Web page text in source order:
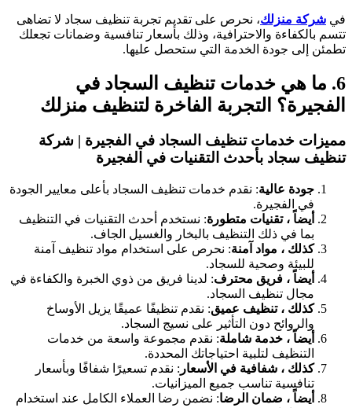
في شركة منزلك، نحرص على تقديم تجربة تنظيف سجاد لا تضاهى
تتسم بالكفاءة والاحترافية، وذلك بأسعار تنافسية وضمانات تجعلك
تطمئن إلى جودة الخدمة التي ستحصل عليها.
6. ما هي خدمات تنظيف السجاد في
الفجيرة؟ التجربة الفاخرة لتنظيف منزلك
مميزات خدمات تنظيف السجاد في الفجيرة | شركة
تنظيف سجاد بأحدث التقنيات في الفجيرة
جودة عالية: نقدم خدمات تنظيف السجاد بأعلى معايير الجودة
في الفجيرة.
أيضاً ، تقنيات متطورة: نستخدم أحدث التقنيات في التنظيف
بما في ذلك التنظيف بالبخار والغسيل الجاف.
كذلك ، مواد آمنة: نحرص على استخدام مواد تنظيف آمنة
للبيئة وصحية للسجاد.
أيضاً ، فريق محترف: لدينا فريق من ذوي الخبرة والكفاءة في
مجال تنظيف السجاد.
كذلك ، تنظيف عميق: نقدم تنظيفًا عميقًا يزيل الأوساخ
والروائح دون التأثير على نسيج السجاد.
أيضاً ، خدمة شاملة: نقدم مجموعة واسعة من خدمات
التنظيف لتلبية احتياجاتك المحددة.
كذلك ، شفافية في الأسعار : نقدم تسعيرًا شفافًا وبأسعار
تنافسية تناسب جميع الميزانيات.
أيضاً ، ضمان الرضا: نضمن رضا العملاء الكامل عند استخدام